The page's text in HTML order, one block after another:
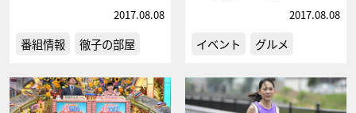
2017.08.08
番組情報 徹子の部屋
2017.08.08
イベント グルメ